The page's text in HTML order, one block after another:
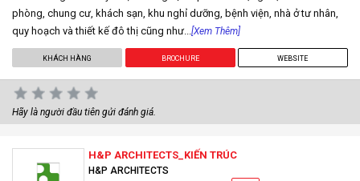
phòng, chung cư, khách sạn, khu nghỉ dưỡng, bệnh viện, nhà ở tư nhân,
quy hoạch và thiết kế đô thị cũng như... [Xem Thêm]
KHÁCH HÀNG BROCHURE WEBSITE
Hãy là người đầu tiên gửi đánh giá.
H&P ARCHITECTS_KIẾN TRÚC
H&P ARCHITECTS